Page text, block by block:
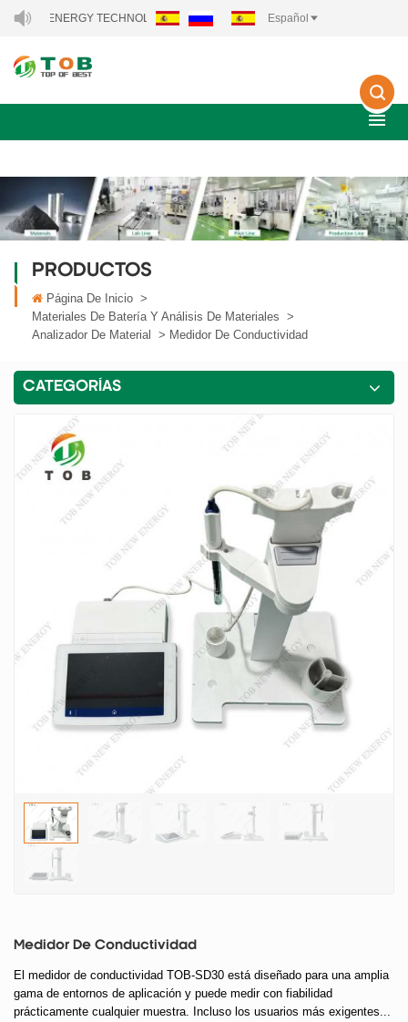
TECHNOLOGY CO., LTD.. Español
PRODUCTOS
Página De Inicio >
Materiales De Batería Y Análisis De Materiales >
Analizador De Material
> Medidor De Conductividad
CATEGORÍAS
Medidor De Conductividad
El medidor de conductividad TOB-SD30 está diseñado para una amplia
gama de entornos de aplicación y puede medir con fiabilidad
prácticamente cualquier muestra. Incluso los usuarios más exigentes...